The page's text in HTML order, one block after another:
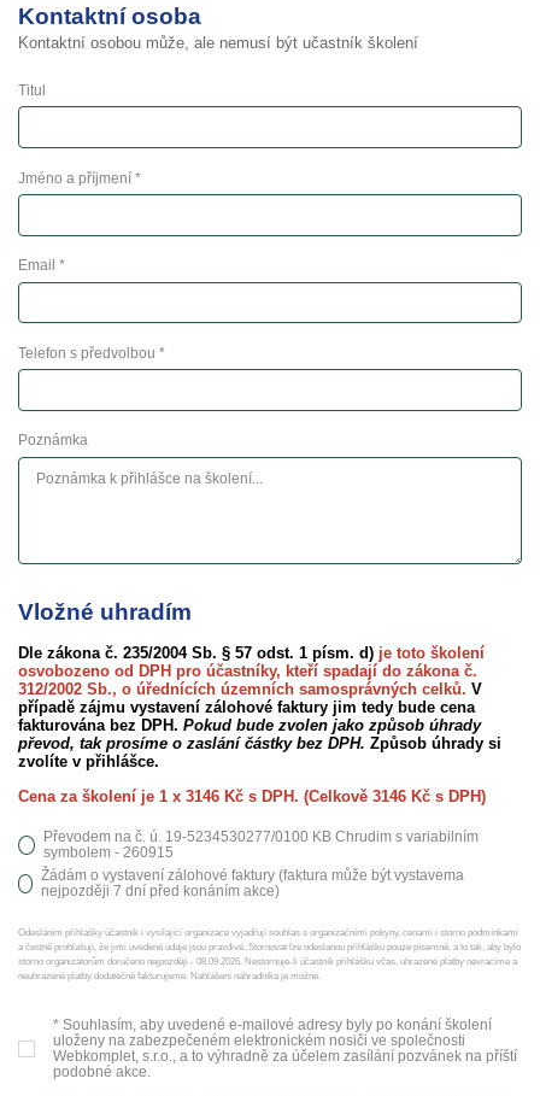
Kontaktní osoba
Kontaktní osobou může, ale nemusí být učastník školení
Titul
Jméno a příjmení *
Email *
Telefon s předvolbou *
Poznámka
Vložné uhradím
Dle zákona č. 235/2004 Sb. § 57 odst. 1 písm. d) je toto školení
osvobozeno od DPH pro účastníky, kteří spadají do zákona č.
312/2002 Sb., o úřednících územních samosprávných celků. V
případě zájmu vystavení zálohové faktury jim tedy bude cena
fakturována bez DPH. Pokud bude zvolen jako způsob úhrady
převod, tak prosíme o zaslání částky bez DPH. Způsob úhrady si
zvolíte v přihlášce.
Cena za školení je 1 x 3146 Kč s DPH. (Celkově 3146 Kč s DPH)
Převodem na č. ú. 19-5234530277/0100 KB Chrudim s variabilním
symbolem - 260915
Žádám o vystavení zálohové faktury (faktura může být vystavema
nejpozději 7 dní před konáním akce)
Odesláním přihlášky účastník i vysílající organizace vyjadřují souhlas s organizačními pokyny, cenami i storno podmínkami
a čestně prohlašují, že jimi uvedené údaje jsou pravdivé. Stornovat lze odeslanou přihlášku pouze písemně, a to tak, aby bylo
storno organizátorům doručeno nejpozději - 08.09.2026. Nestornuje‑li účastník přihlášku včas, uhrazené platby nevracíme a
neuhrazené platby dodatečně fakturujeme. Nahlášení náhradníka je možné.
* Souhlasím, aby uvedené e-mailové adresy byly po konání školení
uloženy na zabezpečeném elektronickém nosiči ve společnosti
Webkomplet, s.r.o., a to výhradně za účelem zasílání pozvánek na příští
podobné akce.